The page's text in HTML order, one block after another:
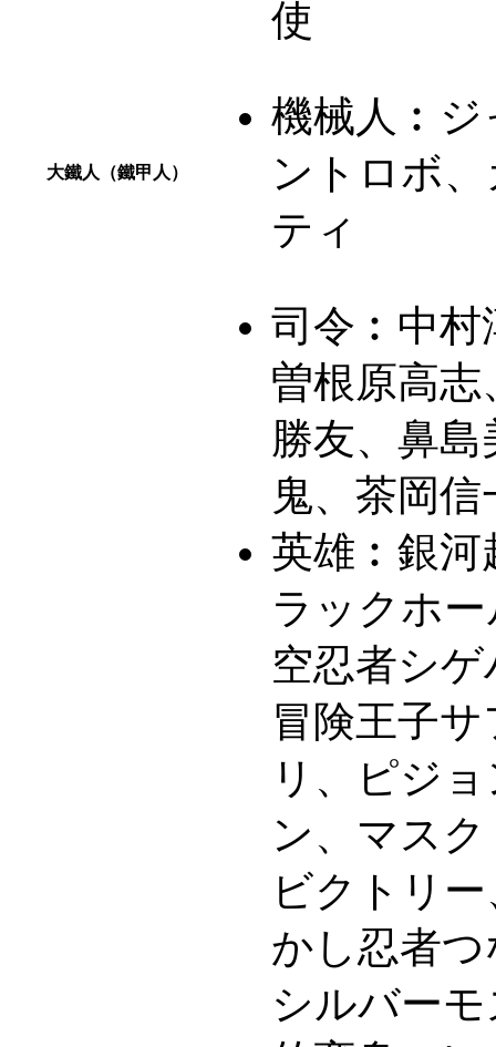
使
大鐵人（鐵甲人）
機械人︰ ジ
ントロボ
ティ
司令︰ 中村
曽根原高志
勝友、鼻島
鬼、茶岡信
英雄︰ 銀河
ラックホ
空忍者シ
冒険王子サ
リ、ピジ
ン、マス
ビクトリ
かし忍者
シルバー